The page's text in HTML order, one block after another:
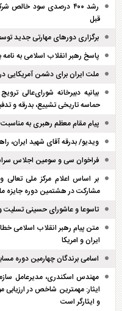
رشد ۴۰۰ درصدی سود
قبل
برگزاری دور‌های مهارتی جدید
پاسخ رهبر انقلاب اسلامی به نامه
ملت ایران برای دشمن
بیانیه دبیرخانه شورای‌عالی
حماسه تاریخی تشییع، بدرقه و
پیام مقام معظم رهبری به
ویدیو/ بدرقه آقای شهید ایران،
فراخوان سی و سومین اجلاس
بر اساس اعلام مرکز ملی
مشارکت در هشتمین دوره جایزه
تاسوعا و عاشورای حسینی تسلیت
متن پیام رهبر انقلاب اسلامی
ایران و امریکا
اسامی برندگان چهارمین دوره
مهندس اسکندری، مدیرعامل
ایثار: مهمترین شاخص در
و ایثارگر است